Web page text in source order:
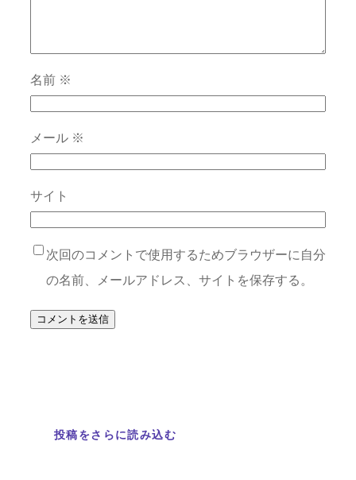
名前 ※
メール ※
サイト
次回のコメントで使用するためブラウザーに自分
の名前、メールアドレス、サイトを保存する。
投稿をさらに読み込む